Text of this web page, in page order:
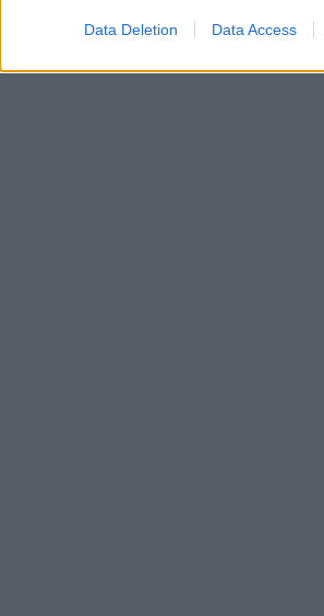
Data Deletion Data Access